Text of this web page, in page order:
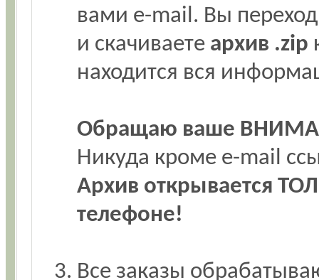
вами e-mail. Вы
и скачиваете архив .zip
находится вся
Обращаю ваше
Никуда кроме e-mail
Архив открывается
телефоне!
Все заказы